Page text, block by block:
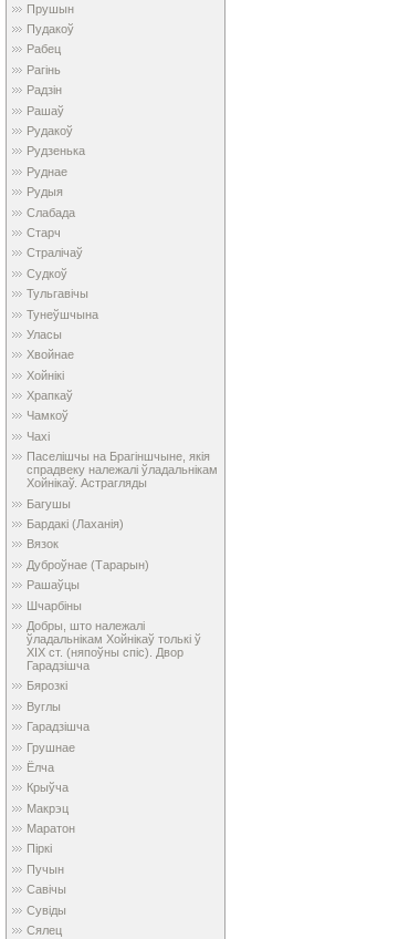
Прушын
Пудакоў
Рабец
Рагінь
Радзін
Рашаў
Рудакоў
Рудзенька
Руднае
Рудыя
Слабада
Старч
Стралічаў
Судкоў
Тульгавічы
Тунеўшчына
Уласы
Хвойнае
Хойнікі
Храпкаў
Чамкоў
Чахі
Паселішчы на Брагіншчыне, якія
спрадвеку належалі ўладальнікам
Хойнікаў. Астрагляды
Багушы
Бардакі (Лаханія)
Вязок
Дуброўнае (Тарарын)
Рашаўцы
Шчарбіны
Добры, што належалі
ўладальнікам Хойнікаў толькі ў
XIX ст. (няпоўны спіс). Двор
Гарадзішча
Бярозкі
Вуглы
Гарадзішча
Грушнае
Ёлча
Крыўча
Макрэц
Маратон
Піркі
Пучын
Савічы
Сувіды
Сялец